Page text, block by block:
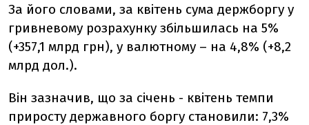
За його словами, за квітень сума держборгу у
гривневому розрахунку збільшилась на 5%
(+357,1 млрд грн), у валютному – на 4,8% (+8,2
млрд дол.).
Він зазначив, що за січень - квітень темпи
приросту державного боргу становили: 7,3%